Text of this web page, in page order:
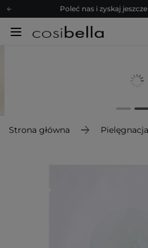
Poleć nas i zyskaj
Zapisz się na
Poleć nas i zyskaj
Strona główna Pielęgnacja